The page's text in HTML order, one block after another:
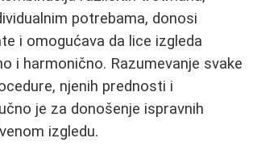
potrebama, donosi
i omogućava da lice izgleda
i harmonično. Razumevanje svake
njenih prednosti i
je za donošenje ispravnih
izgledu.